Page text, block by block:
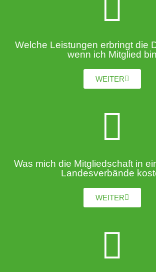
Welche Leistungen erbringt die
wenn ich Mitglied bin
WEITER
Was mich die Mitgliedschaft in
Landesverbände
WEITER